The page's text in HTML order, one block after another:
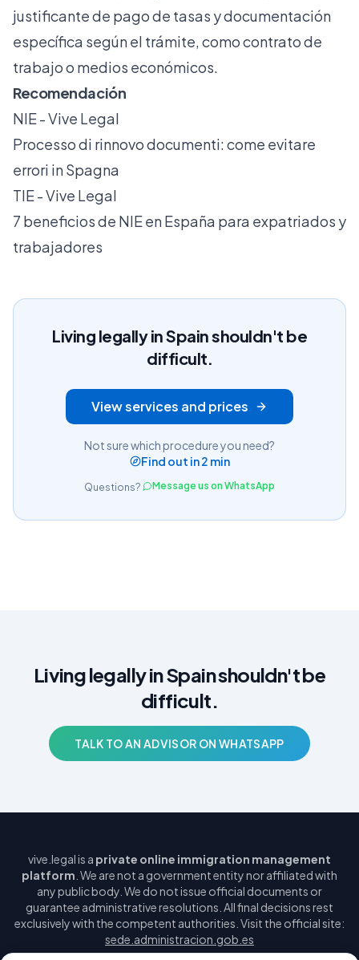
justificante de pago de tasas y documentación
específica según el trámite, como contrato de
trabajo o medios económicos.
Recomendación
NIE - Vive Legal
Processo di rinnovo documenti: come evitare
errori in Spagna
TIE - Vive Legal
7 beneficios de NIE en España para expatriados y
trabajadores
Living legally in Spain shouldn't be
difficult.
View services and prices
Not sure which procedure you need?
Find out in 2 min
Questions? Message us on WhatsApp
Living legally in Spain shouldn't be
difficult.
TALK TO AN ADVISOR ON WHATSAPP
vive.legal is a private online immigration management
platform . We are not a government entity nor affiliated with
any public body. We do not issue official documents or
guarantee administrative resolutions. All final decisions rest
exclusively with the competent authorities. Visit the official site:
sede.administracion.gob.es